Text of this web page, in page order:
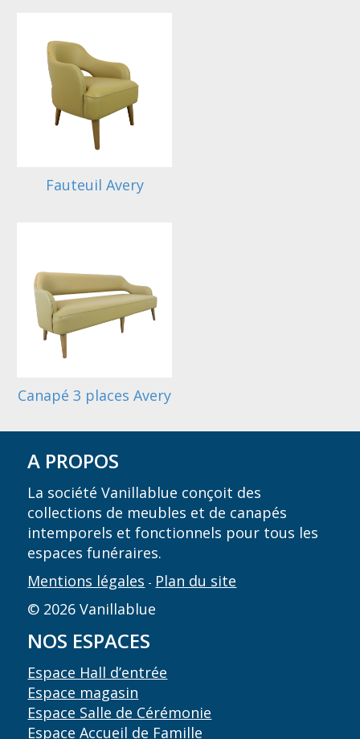
Fauteuil Avery
Canapé 3 places Avery
A PROPOS
La société Vanillablue conçoit des
collections de meubles et de canapés
intemporels et fonctionnels pour tous les
espaces funéraires.
Mentions légales - Plan du site
© 2026 Vanillablue
NOS ESPACES
Espace Hall d’entrée
Espace magasin
Espace Salle de Cérémonie
Espace Accueil de Famille